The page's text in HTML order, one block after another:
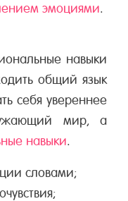
эмоциями.
навыки
общий язык
себя увереннее
мир, а
навыки.
словами;